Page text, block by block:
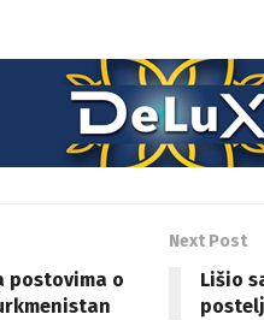
postovima o
Next Post
Lišio